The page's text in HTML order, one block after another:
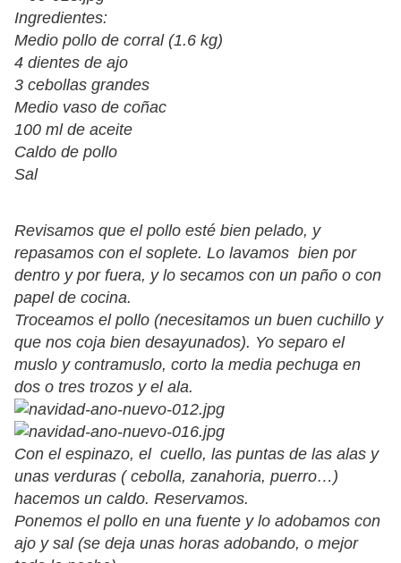
Ingredientes:
Medio pollo de corral (1.6 kg)
4 dientes de ajo
3 cebollas grandes
Medio vaso de coñac
100 ml de aceite
Caldo de pollo
Sal
Revisamos que el pollo esté bien pelado, y
repasamos con el soplete. Lo lavamos bien por
dentro y por fuera, y lo secamos con un paño o con
papel de cocina.
Troceamos el pollo (necesitamos un buen cuchillo y
que nos coja bien desayunados). Yo separo el
muslo y contramuslo, corto la media pechuga en
dos o tres trozos y el ala.
Con el espinazo, el cuello, las puntas de las alas y
unas verduras ( cebolla, zanahoria, puerro…)
hacemos un caldo. Reservamos.
Ponemos el pollo en una fuente y lo adobamos con
ajo y sal (se deja unas horas adobando, o mejor